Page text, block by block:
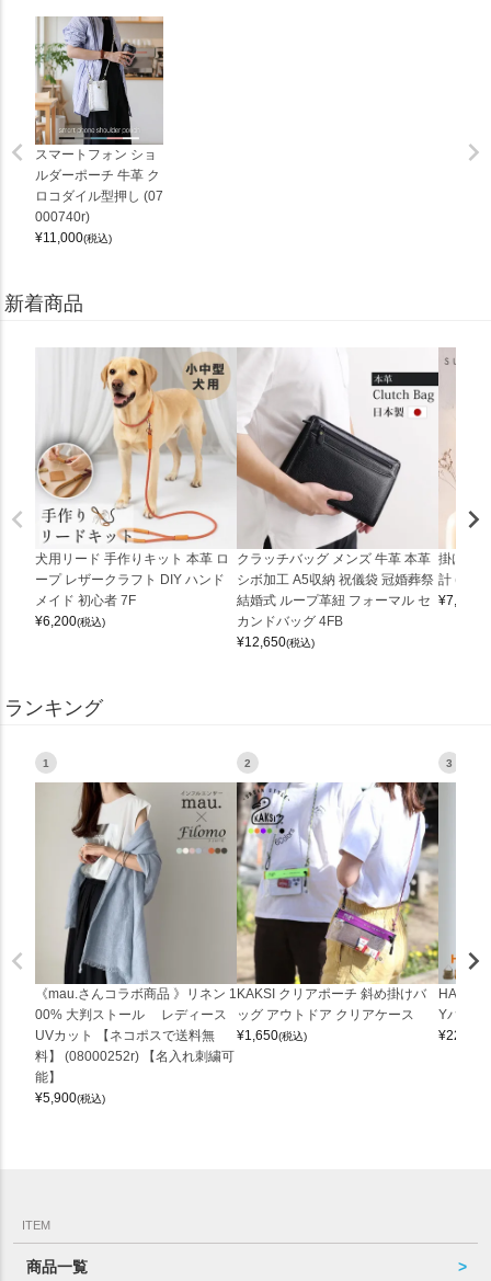
スマートフォン ショ
ルダーポーチ 牛革 ク
ロコダイル型押し (07
000740r)
¥11,000(税込)
新着商品
犬用リード 手作りキット 本革 ロ
ープ レザークラフト DIY ハンド
メイド 初心者 7F
¥6,200(税込)
クラッチバッグ メンズ 牛革 本革
シボ加工 A5収納 祝儀袋 冠婚葬祭
結婚式 ループ革紐 フォーマル セ
カンドバッグ 4FB
¥12,650(税込)
掛け時
計
¥7,150
ランキング
1
《mau.さんコラボ商品 》リネン 1
00% 大判ストール レディース
UVカット 【ネコポスで送料無
料】 (08000252r) 【名入れ刺繍可
能】
¥5,900(税込)
2
KAKSI クリアポーチ 斜め掛けバ
ッグ アウトドア クリアケース
¥1,650(税込)
3
Yバッグ
¥22,000
ITEM
商品一覧